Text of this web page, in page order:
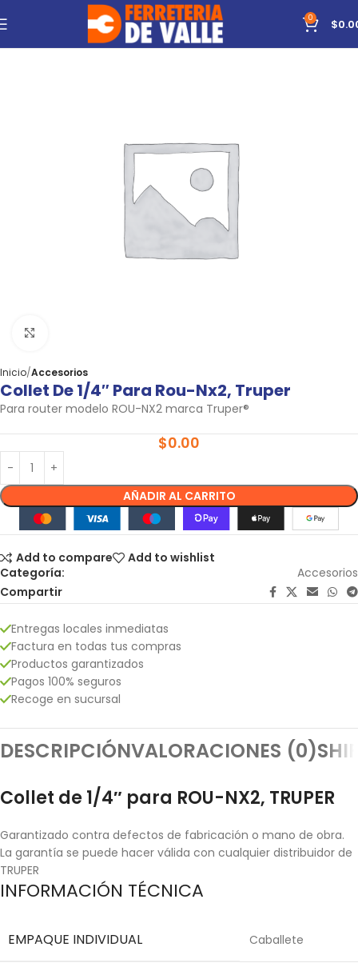
0 $
Inicio Accesorios
Collet De 1/4″ Para Rou-Nx2, Truper
Para router modelo ROU-NX2 marca Truper®
$0.00
AÑADIR AL CARRITO
Add to compare
Add to wishlist
Categoría:
Accesorios
Compartir
Entregas locales inmediatas
Factura en todas tus compras
Productos garantizados
Pagos 100% seguros
Recoge en sucursal
DESCRIPCIÓNVALORACIONES (0)
Collet de 1/4″ para ROU-NX2, TRUPER
Garantizado contra defectos de fabricación o mano de obra.
La garantía se puede hacer válida con cualquier distribuidor de
TRUPER
INFORMACIÓN TÉCNICA
EMPAQUE INDIVIDUAL Caballete